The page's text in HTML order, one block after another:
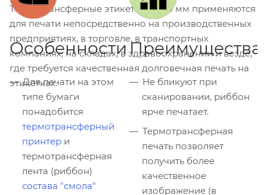
Термотрансферные этикетки 30x10 мм применяются
для печати непосредственно на производственных
предприятиях, в торговле, в транспортных
компаниях, на складах, в здравоохранении и везде,
где требуется качественная долговечная печать на
этикетках.
Особенности
Для печати на этом
типе бумаги
понадобится
термотрансферный
принтер и
термотрансферная
лента (риббон)
состава "смола"
Преимущества
Не бликуют при
сканировании, риббон
ярче печатает.
Термотрансферная
печать позволяет
получить более
качественное
изображение (в